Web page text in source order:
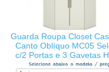
Guarda Roupa Closet
Canto Oblíquo MC05
c/2 Portas e 3 Gavetas